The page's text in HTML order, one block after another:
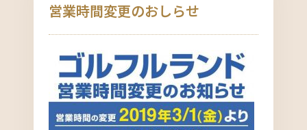
営業時間変更のおしらせ